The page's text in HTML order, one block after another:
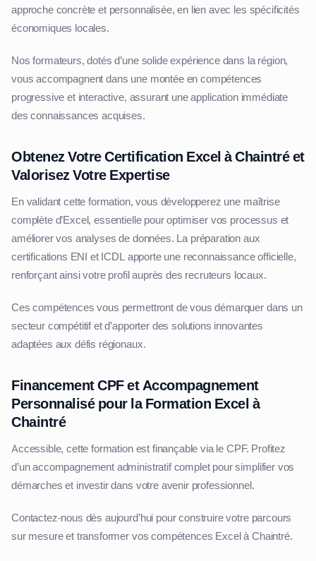
approche concrète et personnalisée, en lien avec les spécificités
économiques locales.
Nos formateurs, dotés d’une solide expérience dans la région,
vous accompagnent dans une montée en compétences
progressive et interactive, assurant une application immédiate
des connaissances acquises.
Obtenez Votre Certification Excel à Chaintré et
Valorisez Votre Expertise
En validant cette formation, vous développerez une maîtrise
complète d’Excel, essentielle pour optimiser vos processus et
améliorer vos analyses de données. La préparation aux
certifications ENI et ICDL apporte une reconnaissance officielle,
renforçant ainsi votre profil auprès des recruteurs locaux.
Ces compétences vous permettront de vous démarquer dans un
secteur compétitif et d’apporter des solutions innovantes
adaptées aux défis régionaux.
Financement CPF et Accompagnement
Personnalisé pour la Formation Excel à
Chaintré
Accessible, cette formation est finançable via le CPF. Profitez
d’un accompagnement administratif complet pour simplifier vos
démarches et investir dans votre avenir professionnel.
Contactez-nous dès aujourd’hui pour construire votre parcours
sur mesure et transformer vos compétences Excel à Chaintré.